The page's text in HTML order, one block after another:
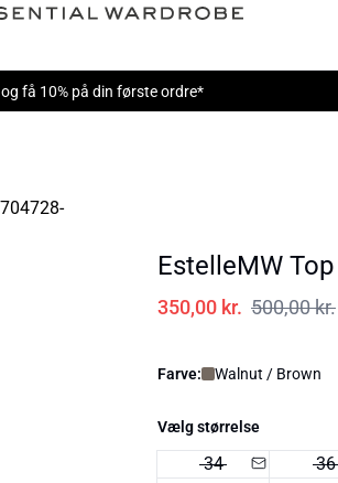
og få 10% på din første ordre*
EstelleMW Top
350,00 kr. 500,00 kr.
Farve: Walnut / Brown
Vælg størrelse
34 36